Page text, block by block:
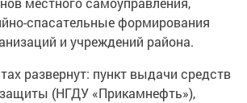
спасательные формирования
и учреждений района.
развернут: пункт выдачи средств
(НГДУ «Прикамнефть»),